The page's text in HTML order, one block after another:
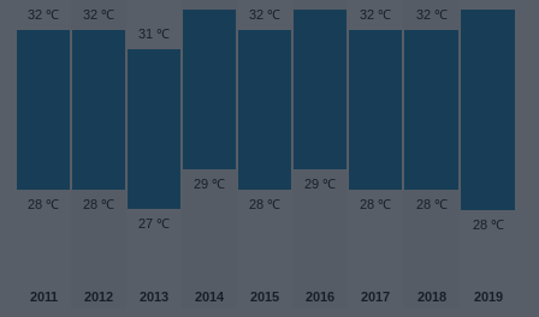
32 ℃
28 ℃
32 ℃
28 ℃
31 ℃
27 ℃
29 ℃
32 ℃
28 ℃
29 ℃
32 ℃
28 ℃
32 ℃
28 ℃
28 ℃
2011 2012 2013 2014 2015 2016 2017 2018 2019